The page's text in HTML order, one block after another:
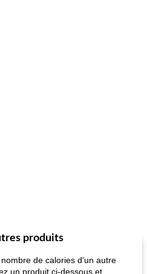
produits
de calories d'un autre
un produit ci-dessous et